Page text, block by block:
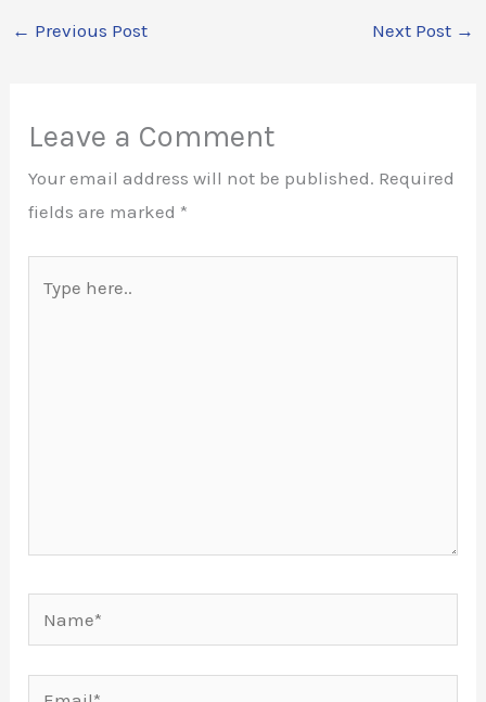
← Previous Post Next Post →
Leave a Comment
Your email address will not be published. Required
fields are marked *
here..
Email*